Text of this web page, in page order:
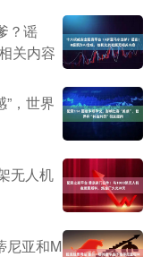
？谣
关内容
，世界
无人机
尼亚和M